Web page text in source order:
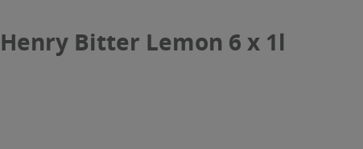
Bitter Lemon 6 x 1l